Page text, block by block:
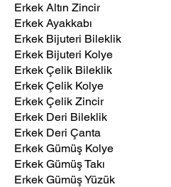
Erkek Altın Zincir
Erkek Ayakkabı
Erkek Bijuteri Bileklik
Erkek Bijuteri Kolye
Erkek Çelik Bileklik
Erkek Çelik Kolye
Erkek Çelik Zincir
Erkek Deri Bileklik
Erkek Deri Çanta
Erkek Gümüş Kolye
Erkek Gümüş Takı
Erkek Gümüş Yüzük